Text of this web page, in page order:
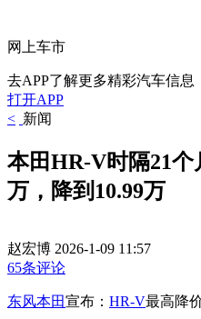
网上车市
去APP了解更多精彩汽车信息
打开APP
< 新闻
本田HR-V时隔21个
万，降到10.99万
赵宏博 2026-1-09 11:57
65条评论
东风本田宣布： HR-V最高降